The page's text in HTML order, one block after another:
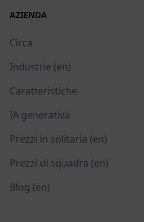
AZIENDA
Circa
Industrie (en)
Caratteristiche
IA generativa
Prezzi in solitaria (en)
Prezzi di squadra (en)
Blog (en)